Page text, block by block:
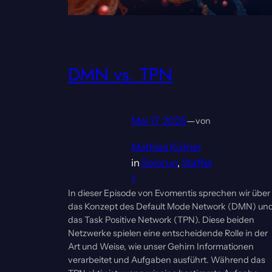
DMN vs. TPN
Mai 17, 2025—von
Mathias Küfner
in Solorun, Staffel
1
In dieser Episode von Evomentis sprechen wir über
das Konzept des Default Mode Network (DMN)
das Task Positive Network (TPN). Diese beiden
Netzwerke spielen eine entscheidende Rolle in der
Art und Weise, wie unser Gehirn Informationen
verarbeitet und Aufgaben ausführt. Während das